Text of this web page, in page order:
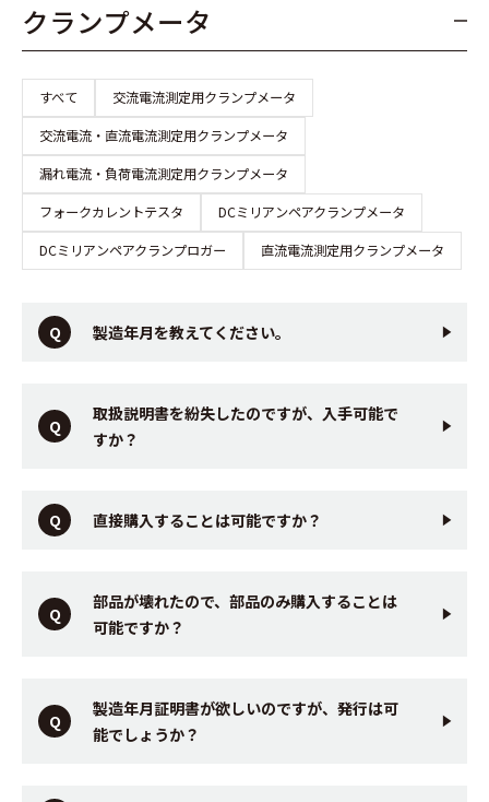
クランプメータ
すべて
交流電流測定用クランプメータ
交流電流・直流電流測定用クランプメータ
漏れ電流・負荷電流測定用クランプメータ
フォークカレントテスタ
DCミリアンペアクランプメータ
DCミリアンペアクランプロガー
直流電流測定用クランプメータ
製造年月を教えてください。
取扱説明書を紛失したのですが、入手可能で
すか？
直接購入することは可能ですか？
部品が壊れたので、部品のみ購入することは
可能ですか？
製造年月証明書が欲しいのですが、発行は可
能でしょうか？